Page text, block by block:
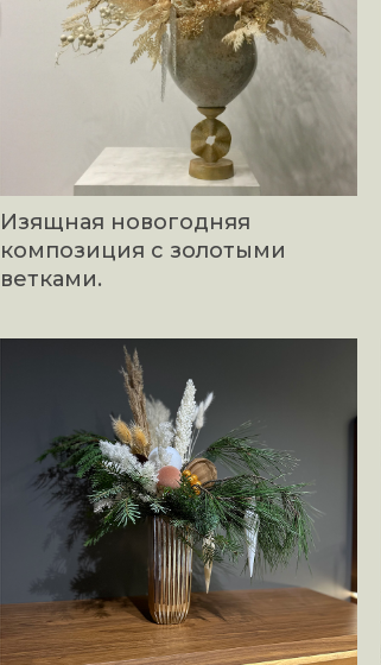
Изящная новогодняя
композиция с золотыми
ветками.